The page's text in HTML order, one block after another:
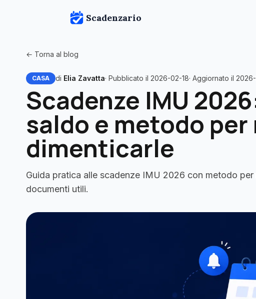
Scadenzario
← Torna al blog
CASA di Elia Zavatta· Pubblicato il 2026-02-18· Aggiornato il
Scadenze IMU
saldo e metodo per
dimenticarle
Guida pratica alle scadenze IMU 2026 con metodo
documenti utili.